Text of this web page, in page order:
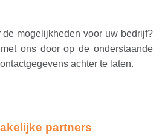
mogelijkheden voor uw bedrijf?
ons door op de onderstaande
achter te laten.
partners